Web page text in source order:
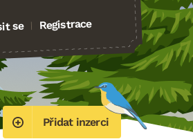
se | Registrace
Přidat inzerci